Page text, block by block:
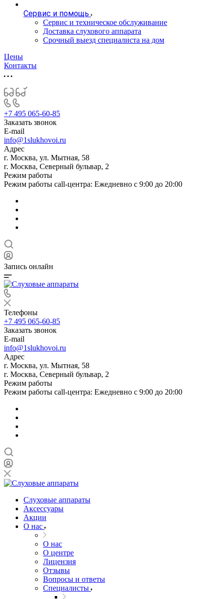
Сервис и помощь
Сервис и техническое обслуживание
Доставка слухового аппарата
Срочный выезд специалиста на дом
Цены
Контакты
+7 495 065-60-85
Заказать звонок
E-mail
info@1slukhovoi.ru
Адрес
г. Москва, ул. Мытная, 58
г. Москва, Северный бульвар, 2
Режим работы
Режим работы call-центра: Ежедневно с 9:00 до 20:00
Запись онлайн
Телефоны
+7 495 065-60-85
Заказать звонок
E-mail
info@1slukhovoi.ru
Адрес
г. Москва, ул. Мытная, 58
г. Москва, Северный бульвар, 2
Режим работы
Режим работы call-центра: Ежедневно с 9:00 до 20:00
Слуховые аппараты
Аксессуары
Акции
О нас
О нас
О центре
Лицензия
Отзывы
Вопросы и ответы
Специалисты